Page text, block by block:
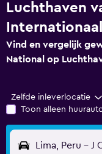
Luchthaven
Internationaal
Vind en vergelijk
National op
Zelfde inleverlocatie
Toon alleen
Lima, Peru - J